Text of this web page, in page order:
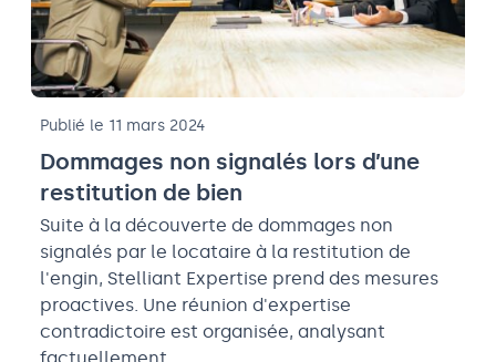
Publié le 11 mars 2024
Dommages non signalés lors d’une
restitution de bien
Suite à la découverte de dommages non
signalés par le locataire à la restitution de
l'engin, Stelliant Expertise prend des mesures
proactives. Une réunion d'expertise
contradictoire est organisée, analysant